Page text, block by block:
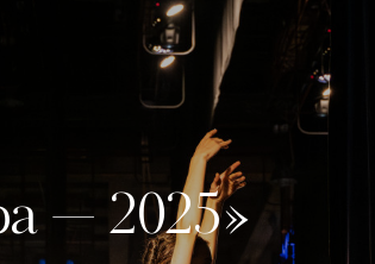
— 2025»